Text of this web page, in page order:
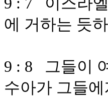
에 거하는 듯
9 : 8 그들이
수아가 그들